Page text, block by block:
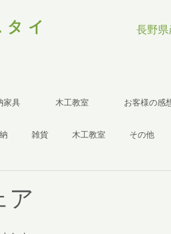
イ 長野
家具 木工教室 お客様の感
雑貨 木工教室 その他
ア